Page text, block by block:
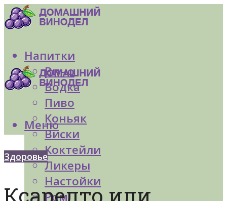
Напитки
Вино
Водка
Пиво
Коньяк
Виски
Коктейли
Ликеры
Настойки
Ром
Меню
Здоровье
Ксарелто или